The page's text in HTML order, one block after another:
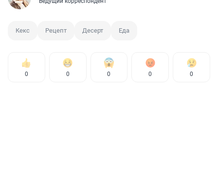
Кекс Рецепт Десерт Еда
0 0 0 0 0